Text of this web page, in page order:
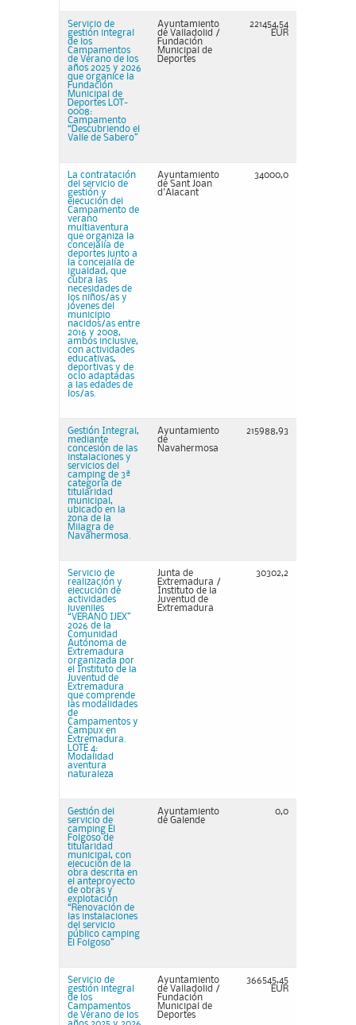
Servicio de
gestión integral
de los
Campamentos
de Verano de los
años 2025 y 2026
que organice la
Fundación
Municipal de
Deportes LOT-
0008:
Campamento
“Descubriendo el
Valle de Sabero”
Ayuntamiento
de Valladolid /
Fundación
Municipal de
Deportes
221454,54
EUR
La contratación
del servicio de
gestión y
ejecución del
Campamento de
verano
multiaventura
que organiza la
concejalía de
deportes junto a
la concejalía de
igualdad, que
cubra las
necesidades de
los niños/as y
jóvenes del
municipio
nacidos/as entre
2016 y 2008,
ambos inclusive,
con actividades
educativas,
deportivas y de
ocio adaptadas
a las edades de
los/as.
Ayuntamiento
de Sant Joan
d'Alacant
34000,0
Gestión Integral,
mediante
concesión de las
instalaciones y
servicios del
camping de 3ª
categoría de
titularidad
municipal,
ubicado en la
zona de la
Milagra de
Navahermosa.
Ayuntamiento
de
Navahermosa
215988,93
Servicio de
realización y
ejecución de
actividades
juveniles
“VERANO IJEX”
2026 de la
Comunidad
Autónoma de
Extremadura
organizada por
el Instituto de la
Juventud de
Extremadura
que comprende
las modalidades
de
Campamentos y
Campux en
Extremadura.
LOTE 4:
Modalidad
aventura
naturaleza
Junta de
Extremadura /
Instituto de la
Juventud de
Extremadura
30302,2
Gestión del
servicio de
camping El
Folgoso de
titularidad
municipal, con
ejecución de la
obra descrita en
el anteproyecto
de obras y
explotación
“Renovación de
las instalaciones
del servicio
público camping
El Folgoso”
Ayuntamiento
de Galende
0,0
Servicio de
gestión integral
de los
Campamentos
de Verano de los
Ayuntamiento
de Valladolid /
Fundación
Municipal de
Deportes
366545,45
EUR